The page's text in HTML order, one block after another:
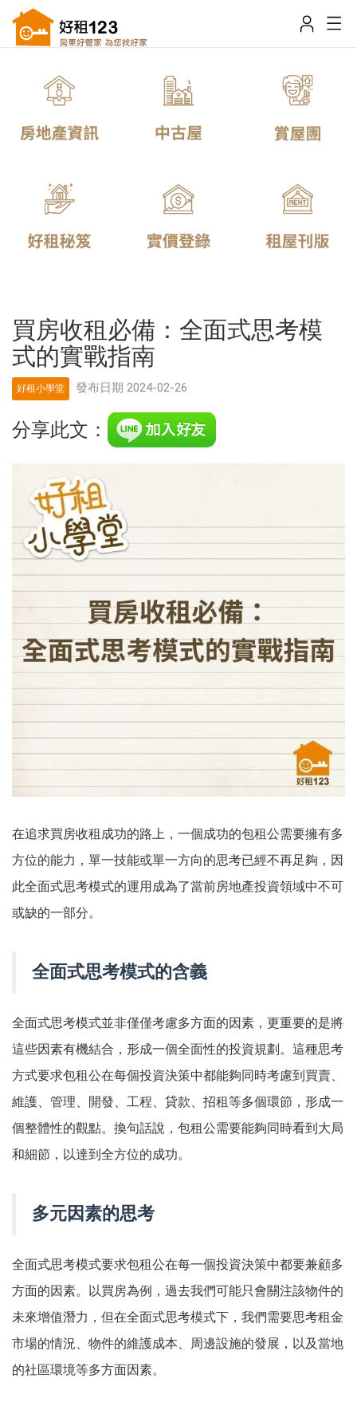
買房收租必備：全面式思考模
式的實戰指南
好租小學堂 發布日期 2024-02-26
分享此文：
在追求買房收租成功的路上，一個成功的包租公需要擁有多
方位的能力，單一技能或單一方向的思考已經不再足夠，因
此全面式思考模式的運用成為了當前房地產投資領域中不可
或缺的一部分。
全面式思考模式的含義
全面式思考模式並非僅僅考慮多方面的因素，更重要的是將
這些因素有機結合，形成一個全面性的投資規劃。這種思考
方式要求包租公在每個投資決策中都能夠同時考慮到買賣、
維護、管理、開發、工程、貸款、招租等多個環節，形成一
個整體性的觀點。換句話說，包租公需要能夠同時看到大局
和細節，以達到全方位的成功。
多元因素的思考
全面式思考模式要求包租公在每一個投資決策中都要兼顧多
方面的因素。以買房為例，過去我們可能只會關注該物件的
未來增值潛力，但在全面式思考模式下，我們需要思考租金
市場的情況、物件的維護成本、周邊設施的發展，以及當地
的社區環境等多方面因素。